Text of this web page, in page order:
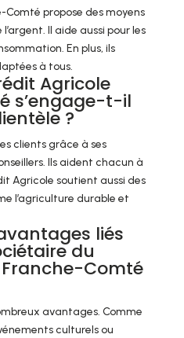
propose des moyens
Il aide aussi pour les
En plus, ils
à tous.
Agricole
s’engage-t-il
?
clients grâce à ses
Ils aident chacun à
Agricole soutient aussi des
l’agriculture durable et
liés
du
Comté
avantages. Comme
culturels ou